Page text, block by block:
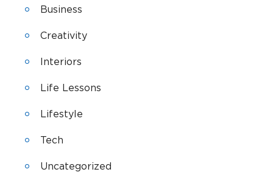
Business
Creativity
Interiors
Life Lessons
Lifestyle
Tech
Uncategorized